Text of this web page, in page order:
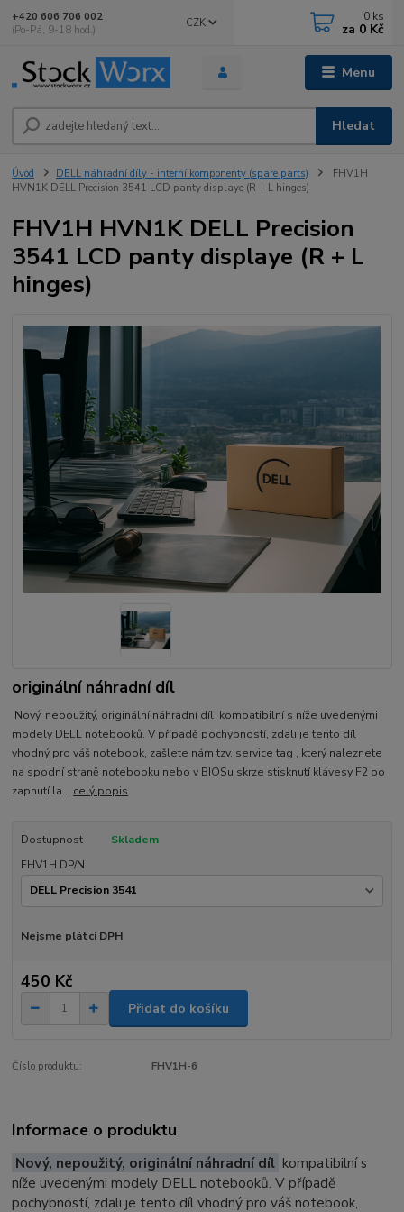
Menu
CZK
Hledat
+420 606 706 002
(Po-Pá, 9-18 hod.)
0 ks
za 0 Kč
Úvod DELL náhradní díly - interní komponenty (spare parts)
FHV1H
HVN1K DELL Precision 3541 LCD panty displaye (R + L hinges)
FHV1H HVN1K DELL Precision
3541 LCD panty displaye (R + L
hinges)
originální náhradní díl
Nový, nepoužitý, originální náhradní díl kompatibilní s níže uvedenými
modely DELL notebooků. V případě pochybností, zdali je tento díl
vhodný pro váš notebook, zašlete nám tzv. service tag , který naleznete
na spodní straně notebooku nebo v BIOSu skrze stisknutí klávesy F2 po
zapnutí la... celý popis
Dostupnost
Skladem
FHV1H DP/N
Nejsme plátci DPH
450 Kč
Přidat do košíku
Číslo produktu: FHV1H-6
Informace o produktu
Nový, nepoužitý, originální náhradní díl kompatibilní s
níže uvedenými modely DELL notebooků. V případě
pochybností, zdali je tento díl vhodný pro váš notebook,